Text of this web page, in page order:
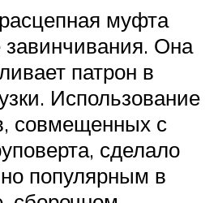
муфта
завинчивания. Она
патрон в
Использование
совмещенных с
сделало
популярным в